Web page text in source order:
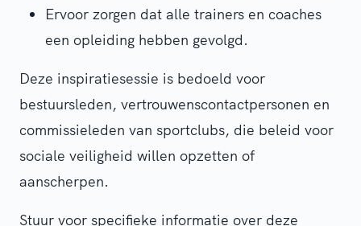
Ervoor zorgen dat alle trainers en coaches
een opleiding hebben gevolgd.
Deze inspiratiesessie is bedoeld voor
bestuursleden, vertrouwenscontactpersonen en
commissieleden van sportclubs, die beleid voor
sociale veiligheid willen opzetten of
aanscherpen.
Stuur voor specifieke informatie over deze